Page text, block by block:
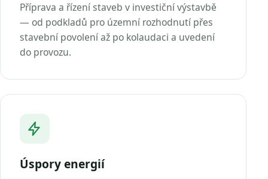
Příprava a řízení staveb v investiční výstavbě
— od podkladů pro územní rozhodnutí přes
stavební povolení až po kolaudaci a uvedení
do provozu.
Úspory energií